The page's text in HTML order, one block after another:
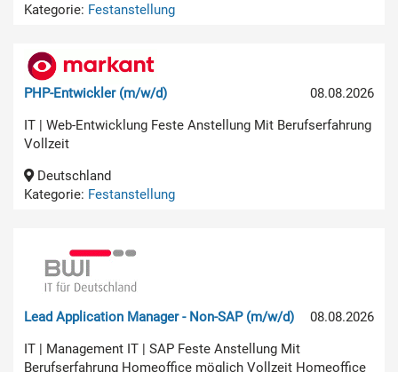
Kategorie: Festanstellung
08.08.2026
PHP-Entwickler (m/w/d)
IT | Web-Entwicklung Feste Anstellung Mit Berufserfahrung
Vollzeit
Deutschland
Kategorie: Festanstellung
08.08.2026
Lead Application Manager - Non-SAP (m/w/d)
IT | Management IT | SAP Feste Anstellung Mit
Berufserfahrung Homeoffice möglich Vollzeit Homeoffice